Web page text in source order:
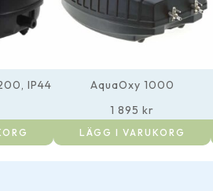
IP44
AquaOxy 1000
1 895 kr
LÄGG I VARUKORG